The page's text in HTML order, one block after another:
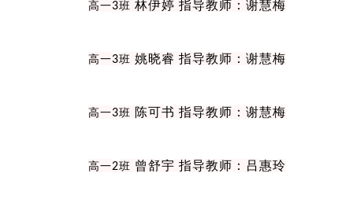
高一3班 林伊婷 指导教师：谢慧梅
高一3班 姚晓睿 指导教师：谢慧梅
高一3班 陈可书 指导教师：谢慧梅
高一2班 曾舒宇 指导教师：吕惠玲